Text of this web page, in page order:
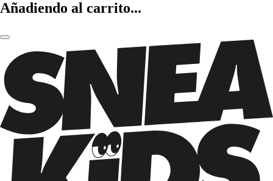
Añadiendo al carrito...